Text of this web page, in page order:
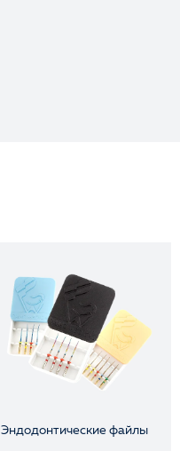
Эндодонтические файлы